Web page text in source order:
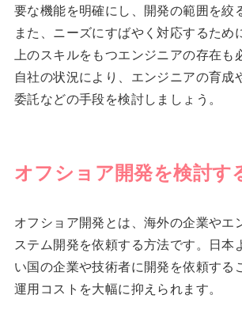
要な機能を明確にし、開発の範囲を絞
また、ニーズにすばやく対応するため
上のスキルをもつエンジニアの存在も
自社の状況により、エンジニアの育成
委託などの手段を検討しましょう。
オフショア開発を検討す
オフショア開発とは、海外の企業やエ
ステム開発を依頼する方法です。日本
い国の企業や技術者に開発を依頼する
運用コストを大幅に抑えられます。